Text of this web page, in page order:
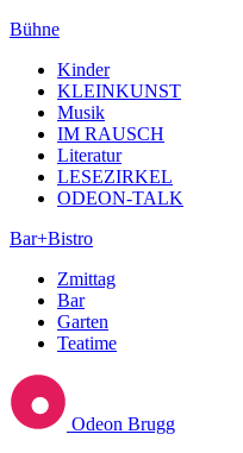
Bühne
Kinder
KLEINKUNST
Musik
IM RAUSCH
Literatur
LESEZIRKEL
ODEON-TALK
Bar+Bistro
Zmittag
Bar
Garten
Teatime
Odeon Brugg